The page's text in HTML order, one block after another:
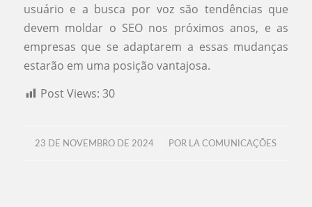
usuário e a busca por voz são tendências que
devem moldar o SEO nos próximos anos, e as
empresas que se adaptarem a essas mudanças
estarão em uma posição vantajosa.
Post Views: 30
23 DE NOVEMBRO DE 2024
/ POR LA COMUNICAÇÕES